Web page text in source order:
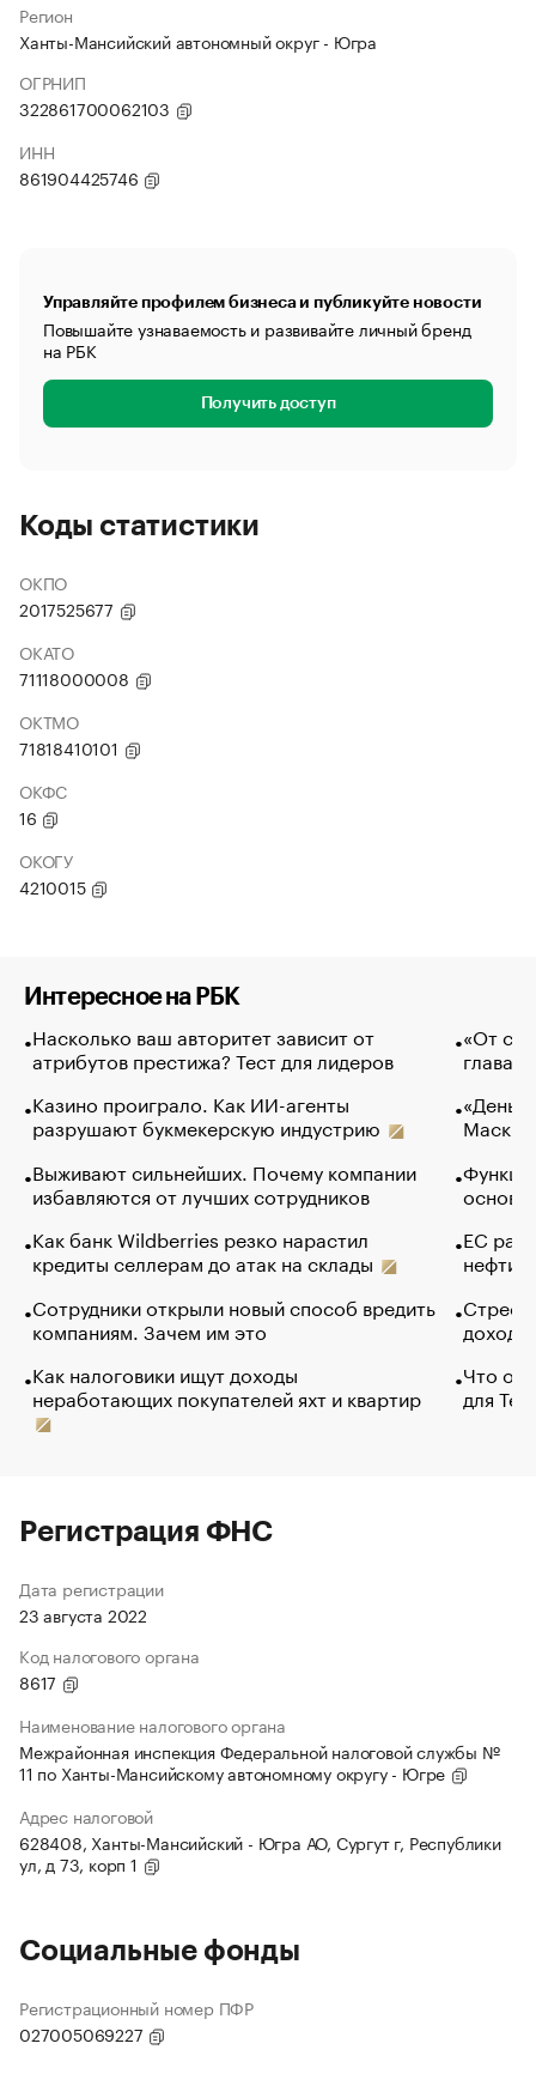
Регион
Ханты-Мансийский автономный округ - Югра
ОГРНИП
322861700062103
ИНН
861904425746
Управляйте профилем бизнеса и публикуйте новости
Повышайте узнаваемость и развивайте личный бренд
на РБК
Получить доступ
Коды статистики
ОКПО
2017525677
ОКАТО
71118000008
ОКТМО
71818410101
ОКФС
16
ОКОГУ
4210015
Интересное на РБК
Насколько ваш авторитет зависит от
атрибутов престижа? Тест для лидеров
Казино проиграло. Как ИИ-агенты
разрушают букмекерскую индустрию
Выживают сильнейших. Почему компании
избавляются от лучших сотрудников
Как банк Wildberries резко нарастил
кредиты селлерам до атак на склады
Сотрудники открыли новый способ вредить
компаниям. Зачем им это
Как налоговики ищут доходы
неработающих покупателей яхт и квартир
«От
глава
Маск в
основ
ЕС
нефти
Что
для
Регистрация ФНС
Дата регистрации
23 августа 2022
Код налогового органа
8617
Наименование налогового органа
Межрайонная инспекция Федеральной налоговой службы №
11 по Ханты-Мансийскому автономному округу - Югре
Адрес налоговой
628408, Ханты-Мансийский - Югра АО, Сургут г, Республики
ул, д 73, корп 1
Социальные фонды
Регистрационный номер ПФР
027005069227